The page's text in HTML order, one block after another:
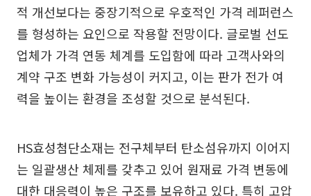
적 개선보다는 중장기적으로 우호적인 가격 레퍼런스
를 형성하는 요인으로 작용할 전망이다. 글로벌 선도
업체가 가격 연동 체계를 도입함에 따라 고객사와의
계약 구조 변화 가능성이 커지고, 이는 판가 전가 여
력을 높이는 환경을 조성할 것으로 분석된다.
HS효성첨단소재는 전구체부터 탄소섬유까지 이어지
는 일괄생산 체제를 갖추고 있어 원재료 가격 변동에
대한 대응력이 높은 구조를 보유하고 있다. 특히 고압